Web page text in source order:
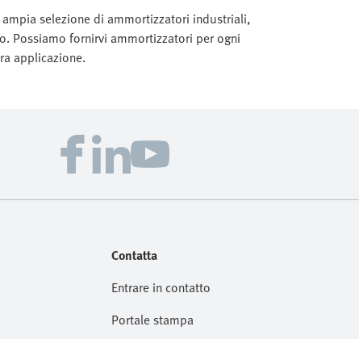
selezione di ammortizzatori industriali,
Possiamo fornirvi ammortizzatori per ogni
applicazione.
Contatta
Entrare in contatto
Portale stampa